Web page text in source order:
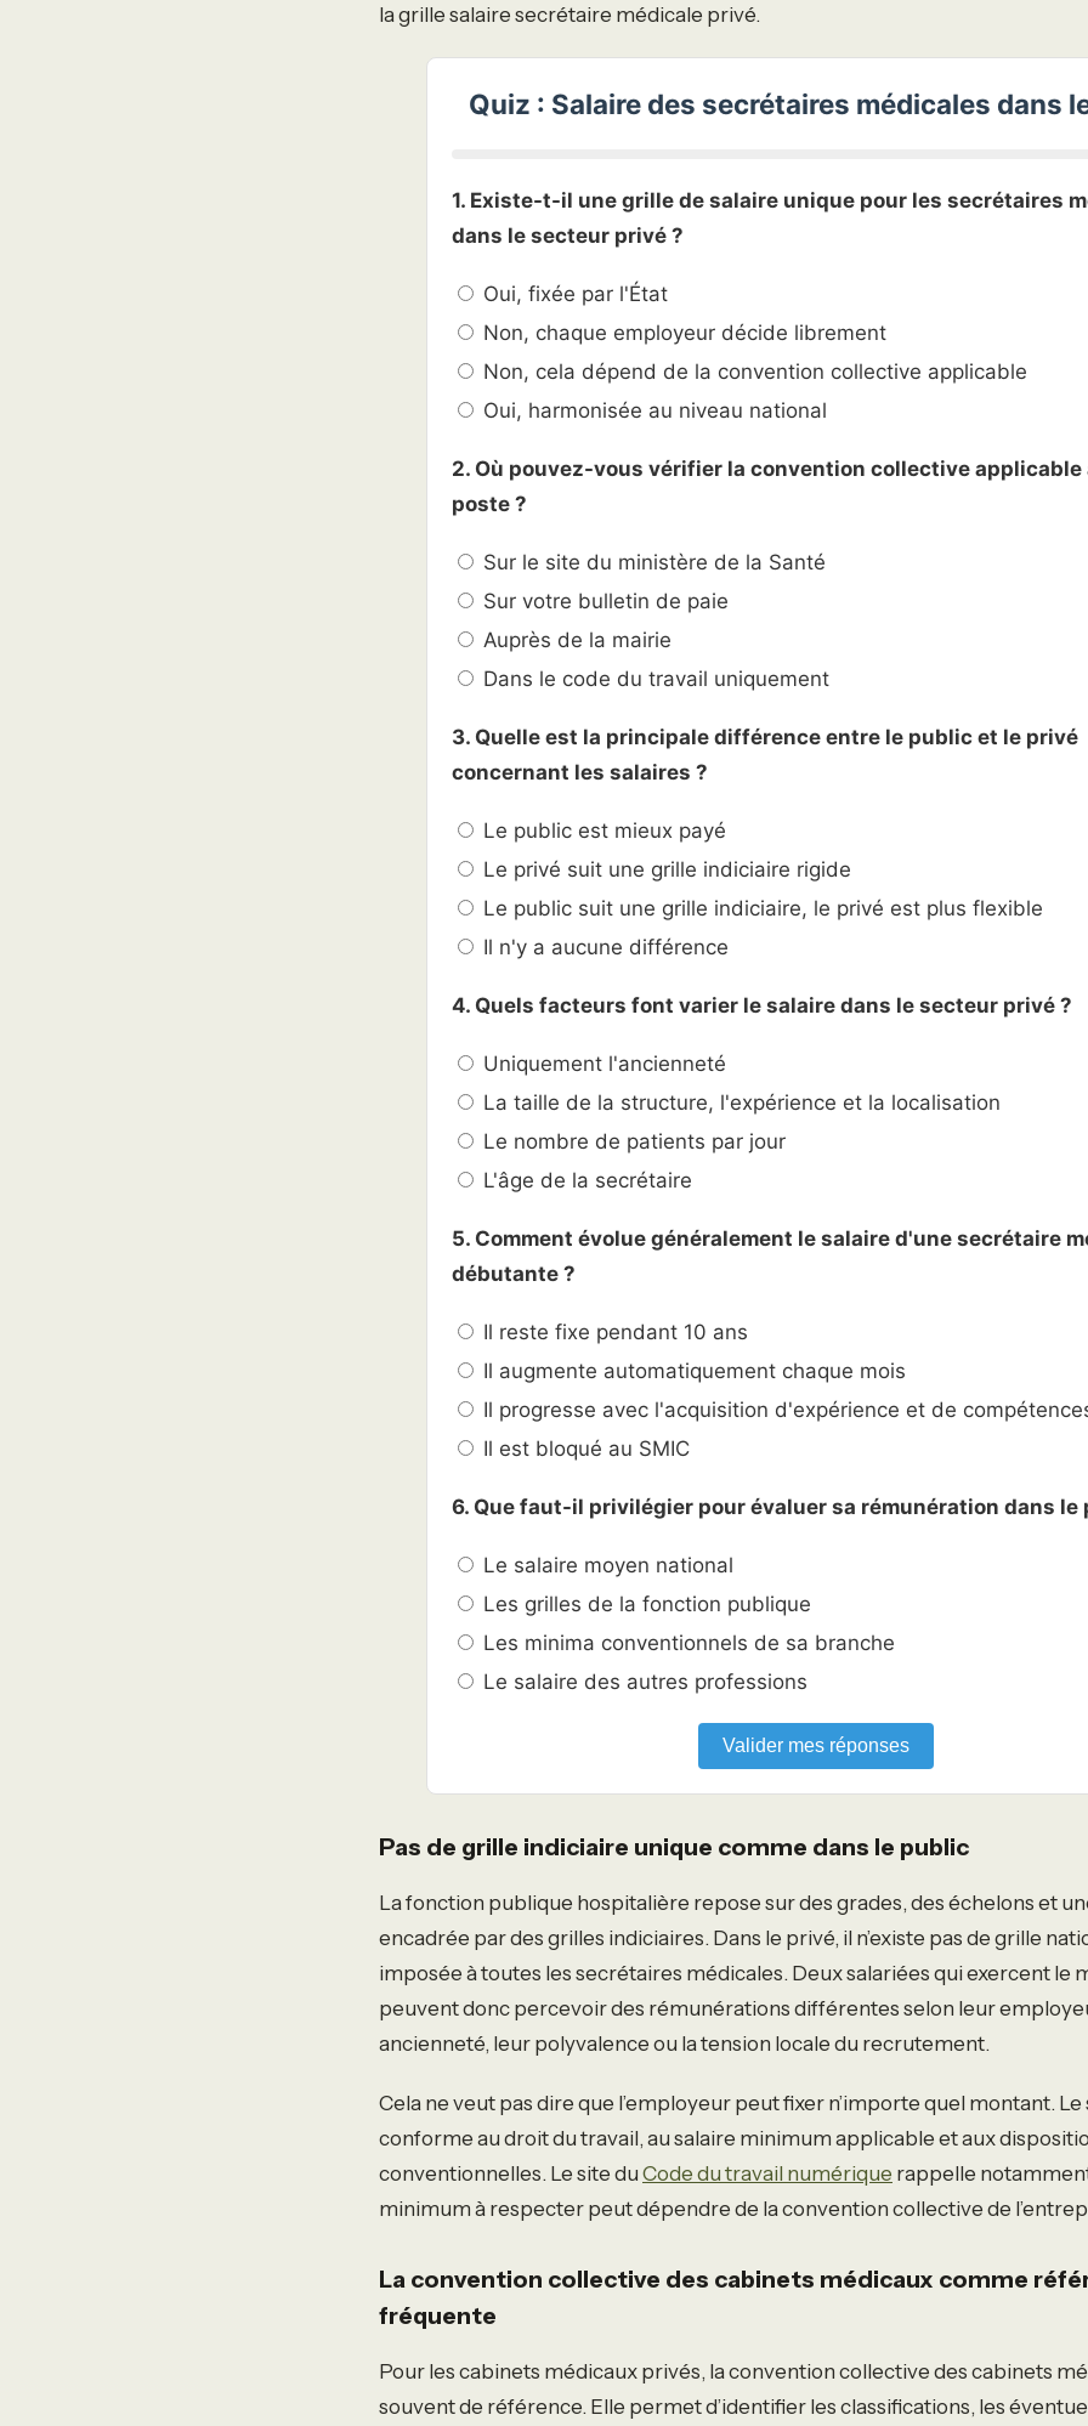
la grille salaire secrétaire médicale privé.
Quiz : Salaire des secrétaires médicales dans
1. Existe-t-il une grille de salaire unique pour les secrétaires
dans le secteur privé ?
Oui, fixée par l'État
Non, chaque employeur décide librement
Non, cela dépend de la convention collective applicable
Oui, harmonisée au niveau national
2. Où pouvez-vous vérifier la convention collective applicable
poste ?
Sur le site du ministère de la Santé
Sur votre bulletin de paie
Auprès de la mairie
Dans le code du travail uniquement
3. Quelle est la principale différence entre le public et le privé
concernant les salaires ?
Le public est mieux payé
Le privé suit une grille indiciaire rigide
Le public suit une grille indiciaire, le privé est plus flexible
Il n'y a aucune différence
4. Quels facteurs font varier le salaire dans le secteur privé ?
Uniquement l'ancienneté
La taille de la structure, l'expérience et la localisation
Le nombre de patients par jour
L'âge de la secrétaire
5. Comment évolue généralement le salaire d'une secrétaire
débutante ?
Il reste fixe pendant 10 ans
Il augmente automatiquement chaque mois
Il progresse avec l'acquisition d'expérience et de
Il est bloqué au SMIC
6. Que faut-il privilégier pour évaluer sa rémunération dans le
Le salaire moyen national
Les grilles de la fonction publique
Les minima conventionnels de sa branche
Le salaire des autres professions
Valider mes réponses
Pas de grille indiciaire unique comme dans le public
La fonction publique hospitalière repose sur des grades, des échelons et
encadrée par des grilles indiciaires. Dans le privé, il n’existe pas de grille
imposée à toutes les secrétaires médicales. Deux salariées qui exercent le
peuvent donc percevoir des rémunérations différentes selon leur
ancienneté, leur polyvalence ou la tension locale du recrutement.
Cela ne veut pas dire que l’employeur peut fixer n’importe quel montant.
conforme au droit du travail, au salaire minimum applicable et aux
conventionnelles. Le site du Code du travail numérique rappelle
minimum à respecter peut dépendre de la convention collective de
La convention collective des cabinets médicaux comme
fréquente
Pour les cabinets médicaux privés, la convention collective des cabinets
souvent de référence. Elle permet d’identifier les classifications, les